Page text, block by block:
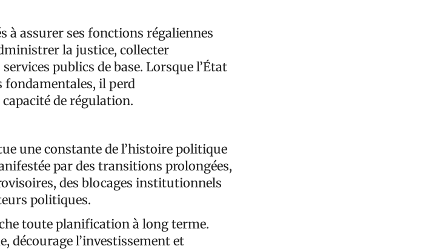
à assurer ses fonctions régaliennes
la justice, collecter
publics de base. Lorsque l’État
fondamentales, il perd
de régulation.
une constante de l’histoire politique
par des transitions prolongées,
des blocages institutionnels
politiques.
toute planification à long terme.
décourage l’investissement et